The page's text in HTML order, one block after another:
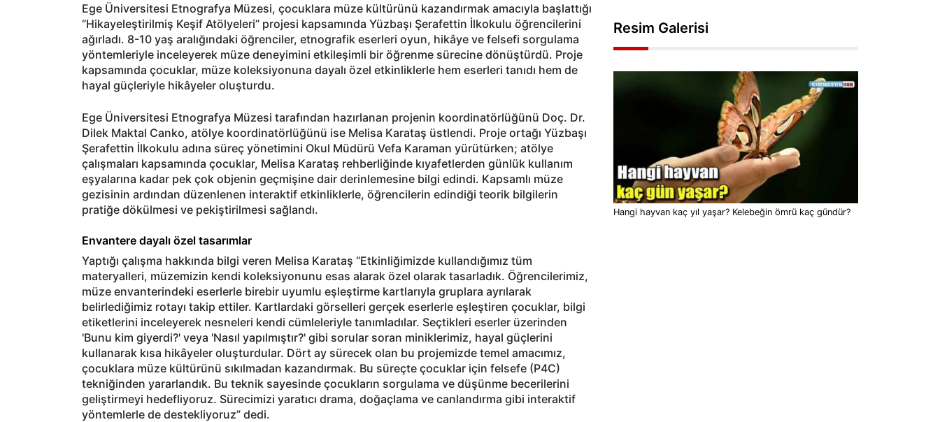
Ege Üniversitesi Etnografya Müzesi, çocuklara müze kültürünü kazandırmak amacıyla başlattığı
“Hikayeleştirilmiş Keşif Atölyeleri” projesi kapsamında Yüzbaşı Şerafettin İlkokulu öğrencilerini
ağırladı. 8-10 yaş aralığındaki öğrenciler, etnografik eserleri oyun, hikâye ve felsefi sorgulama
yöntemleriyle inceleyerek müze deneyimini etkileşimli bir öğrenme sürecine dönüştürdü. Proje
kapsamında çocuklar, müze koleksiyonuna dayalı özel etkinliklerle hem eserleri tanıdı hem de
hayal güçleriyle hikâyeler oluşturdu.
Ege Üniversitesi Etnografya Müzesi tarafından hazırlanan projenin koordinatörlüğünü Doç. Dr.
Dilek Maktal Canko, atölye koordinatörlüğünü ise Melisa Karataş üstlendi. Proje ortağı Yüzbaşı
Şerafettin İlkokulu adına süreç yönetimini Okul Müdürü Vefa Karaman yürütürken; atölye
çalışmaları kapsamında çocuklar, Melisa Karataş rehberliğinde kıyafetlerden günlük kullanım
eşyalarına kadar pek çok objenin geçmişine dair derinlemesine bilgi edindi. Kapsamlı müze
gezisinin ardından düzenlenen interaktif etkinliklerle, öğrencilerin edindiği teorik bilgilerin
pratiğe dökülmesi ve pekiştirilmesi sağlandı.
Envantere dayalı özel tasarımlar
Yaptığı çalışma hakkında bilgi veren Melisa Karataş “Etkinliğimizde kullandığımız tüm
materyalleri, müzemizin kendi koleksiyonunu esas alarak özel olarak tasarladık. Öğrencilerimiz,
müze envanterindeki eserlerle birebir uyumlu eşleştirme kartlarıyla gruplara ayrılarak
belirlediğimiz rotayı takip ettiler. Kartlardaki görselleri gerçek eserlerle eşleştiren çocuklar, bilgi
etiketlerini inceleyerek nesneleri kendi cümleleriyle tanımladılar. Seçtikleri eserler üzerinden
'Bunu kim giyerdi?' veya 'Nasıl yapılmıştır?' gibi sorular soran miniklerimiz, hayal güçlerini
kullanarak kısa hikâyeler oluşturdular. Dört ay sürecek olan bu projemizde temel amacımız,
çocuklara müze kültürünü sıkılmadan kazandırmak. Bu süreçte çocuklar için felsefe (P4C)
tekniğinden yararlandık. Bu teknik sayesinde çocukların sorgulama ve düşünme becerilerini
geliştirmeyi hedefliyoruz. Sürecimizi yaratıcı drama, doğaçlama ve canlandırma gibi interaktif
yöntemlerle de destekliyoruz” dedi.
Resim Galerisi
Hangi hayvan kaç yıl yaşar? Kelebeğin ömrü kaç gündür?